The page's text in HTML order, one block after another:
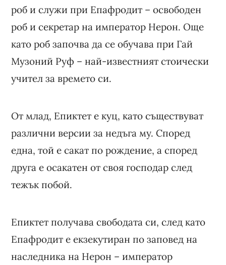
роб и служи при Епафродит – освободен
роб и секретар на император Нерон. Още
като роб започва да се обучава при Гай
Музоний Руф – най-известният стоически
учител за времето си.
От млад, Епиктет е куц, като съществуват
различни версии за недъга му. Според
една, той е сакат по рождение, а според
друга е осакатен от своя господар след
тежък побой.
Епиктет получава свободата си, след като
Епафродит е екзекутиран по заповед на
наследника на Нерон – император